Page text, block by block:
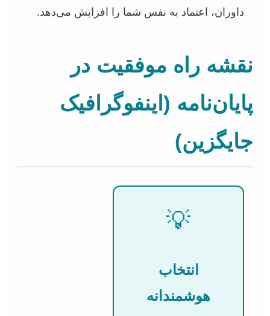
داوران، اعتماد به نفس شما را افزایش می‌دهد.
نقشه راه موفقیت در
پایان‌نامه (اینفوگرافیک
جایگزین)
💡
انتخاب
هوشمندانه